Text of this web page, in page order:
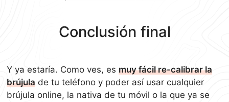
Conclusión final
Y ya estaría. Como ves, esmuy fácil re-calibrar la
brújula de tu teléfono y poder así usar cualquier
brújula online, la nativa de tu móvil o la que ya se